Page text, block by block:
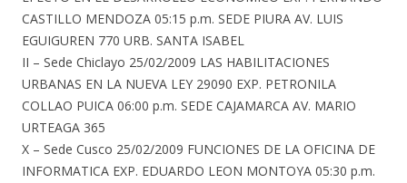
CASTILLO MENDOZA 05:15 p.m. SEDE PIURA AV. LUIS
EGUIGUREN 770 URB. SANTA ISABEL
II – Sede Chiclayo 25/02/2009 LAS HABILITACIONES
URBANAS EN LA NUEVA LEY 29090 EXP. PETRONILA
COLLAO PUICA 06:00 p.m. SEDE CAJAMARCA AV. MARIO
URTEAGA 365
X – Sede Cusco 25/02/2009 FUNCIONES DE LA OFICINA DE
INFORMATICA EXP. EDUARDO LEON MONTOYA 05:30 p.m.